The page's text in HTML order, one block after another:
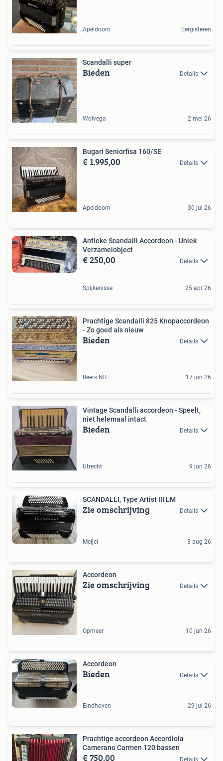
Apeldoorn Eergisteren
Scandalli super
Bieden Details
Wolvega 2 mei 26
Bugari Seniorfisa 160/SE
€ 1.995,00 Details
Apeldoorn 30 jul 26
Antieke Scandalli Accordeon - Uniek
Verzamelobject
€ 250,00 Details
Spijkenisse 25 apr 26
Prachtige Scandalli 825 Knopaccordeon
- Zo goed als nieuw
Bieden Details
Beers NB 17 jun 26
Vintage Scandalli accordeon - Speelt,
niet helemaal intact
Bieden Details
Utrecht 9 jun 26
SCANDALLI, Type Artist III LM
Zie omschrijving Details
Meijel 3 aug 26
Accordeon
Zie omschrijving Details
Opmeer 10 jun 26
Accordeon
Bieden Details
Eindhoven 29 jul 26
Prachtige accordeon Accordiola
Camerano Carmen 120 bassen
€ 750,00 Details